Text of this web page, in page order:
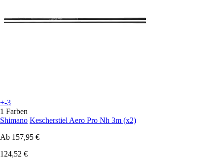
+-3
1 Farben
Shimano Kescherstiel Aero Pro Nh 3m (x2)
Ab 157,95 €
124,52 €